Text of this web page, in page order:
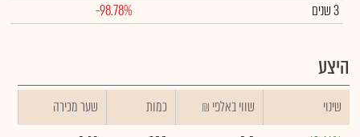
3 שנים
-98.78%
היצע
שינוי ₪ שווי באלפי כמות
שער מכירה